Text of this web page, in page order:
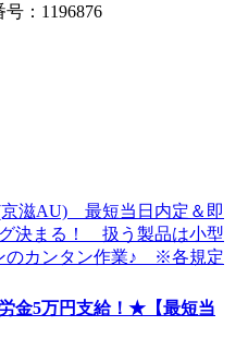
：1196876
金5万円支給！★【最短当